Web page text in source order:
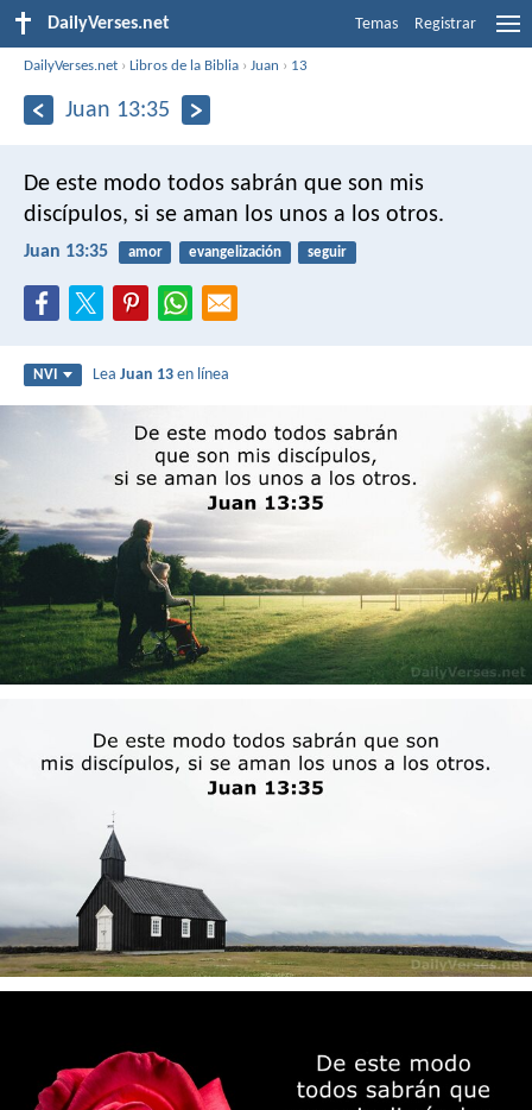
DailyVerses.net Temas Registrar
DailyVerses.net ›Libros de la Biblia ›Juan › 13
Juan 13:35
De este modo todos sabrán que son mis
discípulos, si se aman los unos a los otros.
Juan 13:35 amor evangelización seguir
NVI LeaJuan 13 en línea